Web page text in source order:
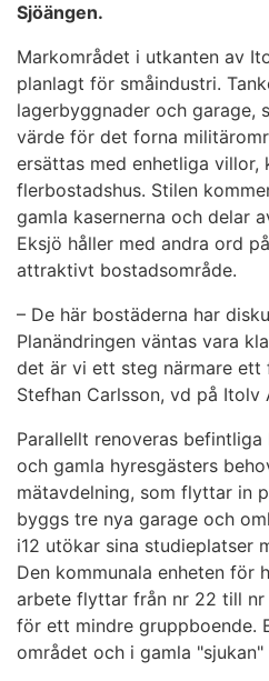
Sjöängen.
Markområdet i utkanten av
planlagt för småindustri.
lagerbyggnader och garage,
värde för det forna
ersättas med enhetliga villor,
flerbostadshus. Stilen
gamla kasernerna och delar
Eksjö håller med andra ord
attraktivt bostadsområde.
– De här bostäderna har
Planändringen väntas vara
det är vi ett steg närmare ett
Stefhan Carlsson, vd på Itolv
Parallellt renoveras
och gamla hyresgästers
mätavdelning, som flyttar in
byggs tre nya garage och
i12 utökar sina studieplatser
Den kommunala enheten för
arbete flyttar från nr 22 till
för ett mindre gruppboende.
området och i gamla